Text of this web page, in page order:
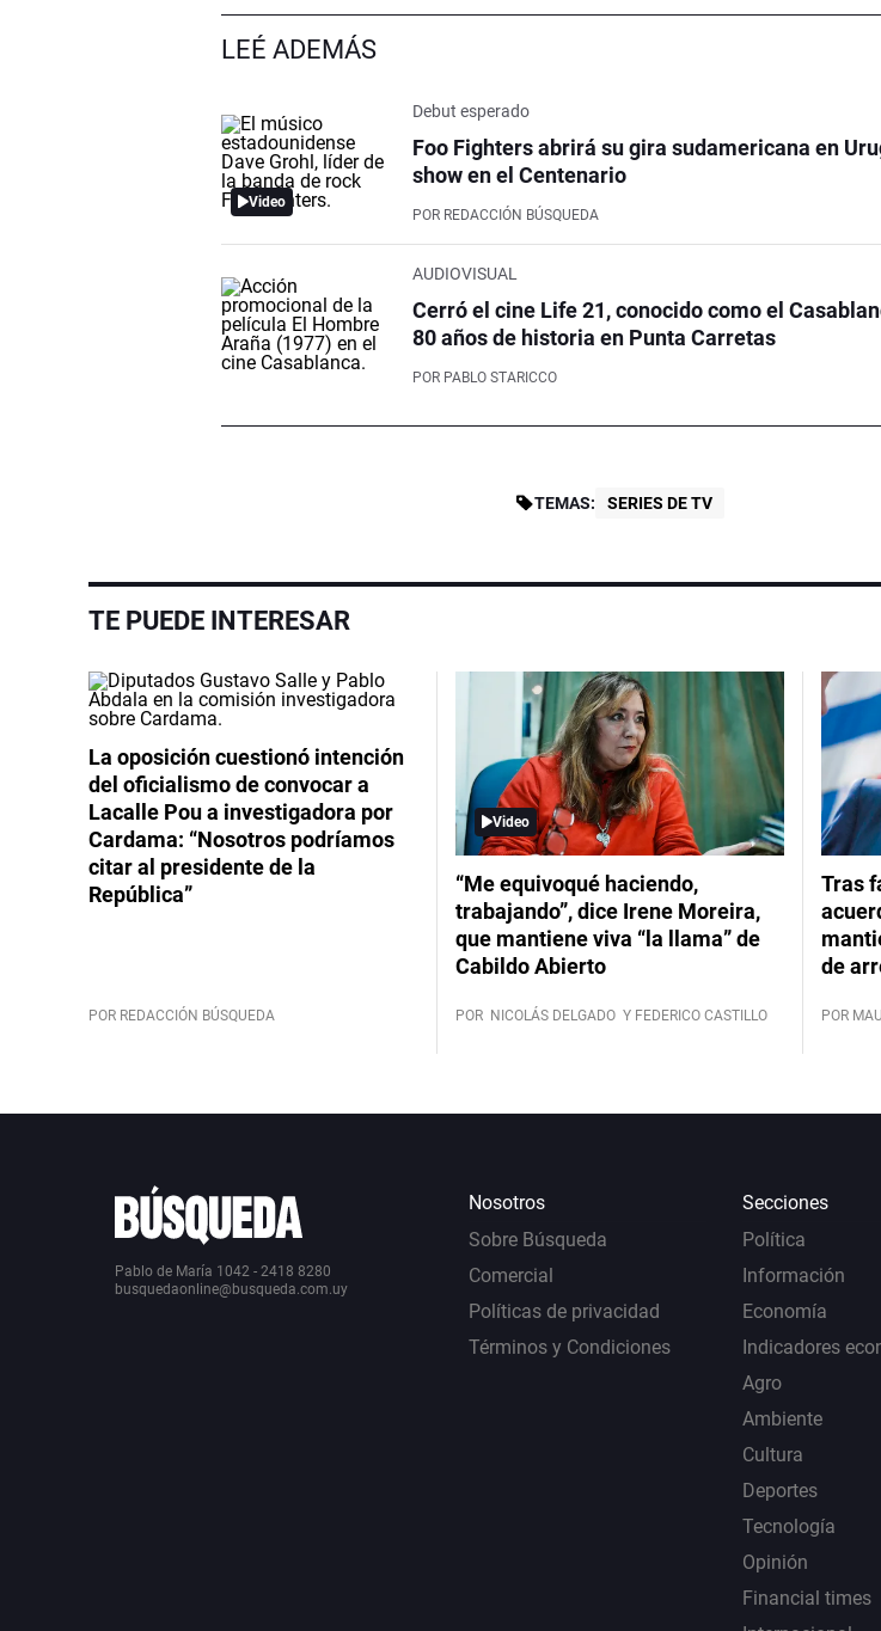
LEÉ ADEMÁS
Video
Debut esperado
Foo Fighters abrirá su gira sudamericana en
show en el Centenario
POR REDACCIÓN BÚSQUEDA
AUDIOVISUAL
Cerró el cine Life 21, conocido como el
80 años de historia en Punta Carretas
POR PABLO STARICCO
TEMAS: SERIES DE TV
TE PUEDE INTERESAR
La oposición cuestionó intención
del oficialismo de convocar a
Lacalle Pou a investigadora por
Cardama: “Nosotros podríamos
citar al presidente de la
República”
POR REDACCIÓN BÚSQUEDA
Video
“Me equivoqué haciendo,
trabajando”, dice Irene Moreira,
que mantiene viva “la llama” de
Cabildo Abierto
POR NICOLÁS DELGADO Y FEDERICO CASTILLO
Tras
de
POR
Pablo de María 1042 - 2418 8280
busquedaonline@busqueda.com.uy
Nosotros
Sobre Búsqueda
Comercial
Políticas de privacidad
Términos y Condiciones
Secciones
Política
Información
Economía
Indicadores
Agro
Ambiente
Cultura
Deportes
Tecnología
Opinión
Financial times